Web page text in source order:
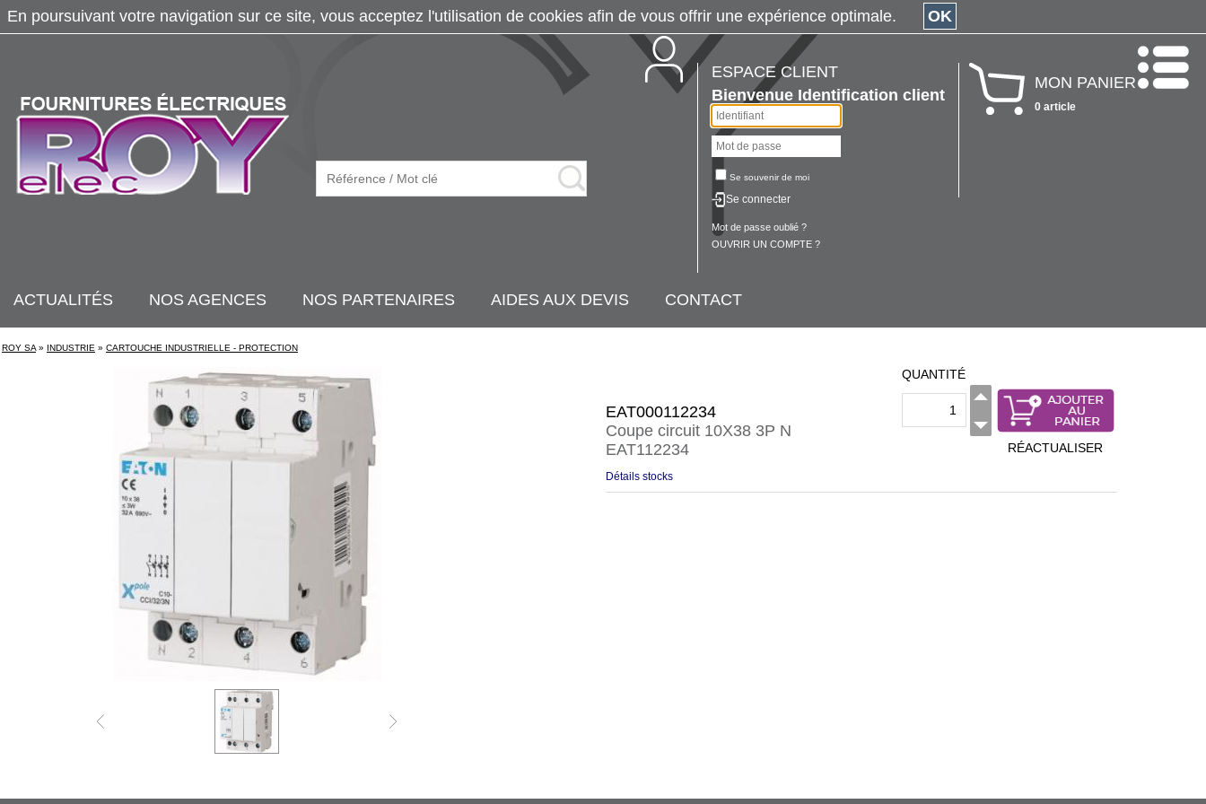
ESPACE CLIENT
Bienvenue Identification client
Se souvenir de moi
Se connecter
Mot de passe oublié ?
OUVRIR UN COMPTE ?
MON PANIER
0 article
ACTUALITÉS NOS AGENCES NOS PARTENAIRES AIDES AUX DEVIS CONTACT
ROY SA » INDUSTRIE » CARTOUCHE INDUSTRIELLE - PROTECTION
EAT000112234
Coupe circuit 10X38 3P N
EAT112234
QUANTITÉ
RÉACTUALISER
Détails stocks
En poursuivant votre navigation sur ce site, vous acceptez l'utilisation de cookies afin de vous offrir une expérience optimale. OK